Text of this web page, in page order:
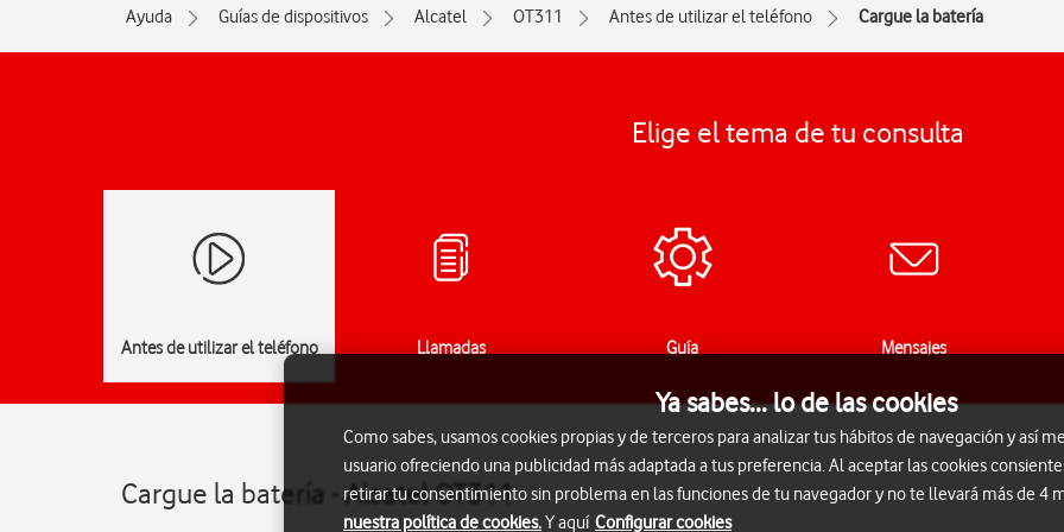
Ayuda Guías de dispositivos Alcatel OT311 Antes de utilizar el teléfono Cargue la batería
Elige el tema de tu consulta
Antes de utilizar el teléfono Llamadas Guía Mensajes
Cargue la batería - Alcatel OT311
Ya sabes... lo de las cookies
Como sabes, usamos cookies propias y de terceros para analizar tus hábitos de navegación y así
usuario ofreciendo una publicidad más adaptada a tus preferencia. Al aceptar las cookies
retirar tu consentimiento sin problema en las funciones de tu navegador y no te llevará más de 4
nuestra política de cookies.Y aquí Configurar cookies